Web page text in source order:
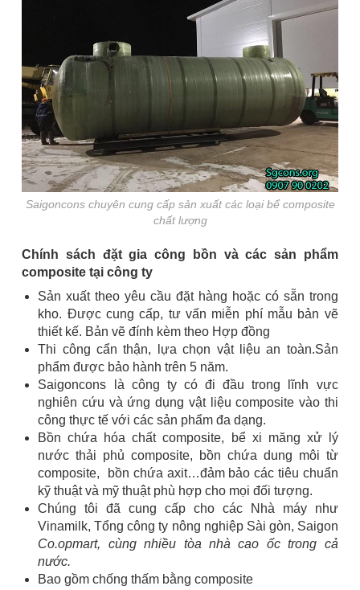
Saigoncons chuyên cung cấp sản xuất các loại bể composite
chất lượng
Chính sách đặt gia công bồn và các sản phẩm
composite tại công ty
Sản xuất theo yêu cầu đặt hàng hoặc có sẵn trong
kho. Được cung cấp, tư vấn miễn phí mẫu bản vẽ
thiết kế. Bản vẽ đính kèm theo Hợp đồng
Thi công cẩn thận, lựa chọn vật liệu an toàn.Sản
phẩm được bảo hành trên 5 năm.
Saigoncons là công ty có đi đầu trong lĩnh vực
nghiên cứu và ứng dụng vật liệu composite vào thi
công thực tế với các sản phẩm đa dạng.
Bồn chứa hóa chất composite, bể xi măng xử lý
nước thải phủ composite, bồn chứa dung môi từ
composite, bồn chứa axit…đảm bảo các tiêu chuẩn
kỹ thuật và mỹ thuật phù hợp cho mọi đối tượng.
Chúng tôi đã cung cấp cho các Nhà máy như
Vinamilk, Tổng công ty nông nghiệp Sài gòn, Saigon
Co.opmart, cùng nhiều tòa nhà cao ốc trong cả
nước.
Bao gồm chống thấm bằng composite